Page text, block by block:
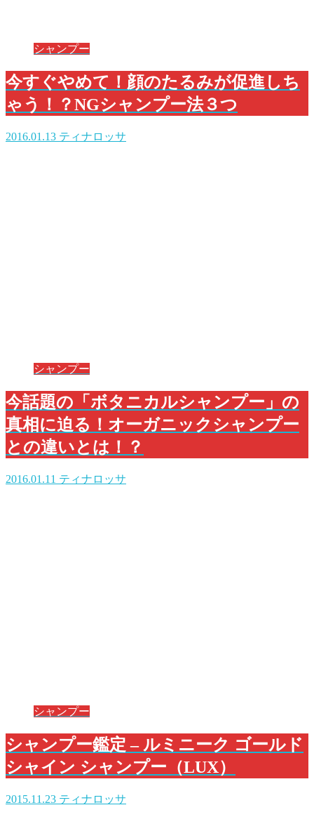
シャンプー
今すぐやめて！顔のたるみが促進しち
ゃう！？NGシャンプー法３つ
2016.01.13 ティナロッサ
シャンプー
今話題の「ボタニカルシャンプー」の
真相に迫る！オーガニックシャンプー
との違いとは！？
2016.01.11 ティナロッサ
シャンプー
シャンプー鑑定 – ルミニーク ゴールド
シャイン シャンプー（LUX）
2015.11.23 ティナロッサ